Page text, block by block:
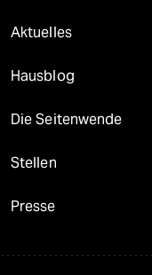
Aktuelles
Hausblog
Die Seitenwende
Stellen
Presse